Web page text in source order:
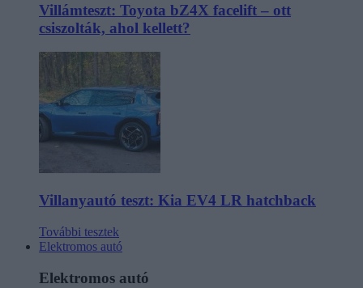
Villámteszt: Toyota bZ4X facelift – ott
csiszolták, ahol kellett?
Villanyautó teszt: Kia EV4 LR hatchback
További tesztek
Elektromos autó
Elektromos autó